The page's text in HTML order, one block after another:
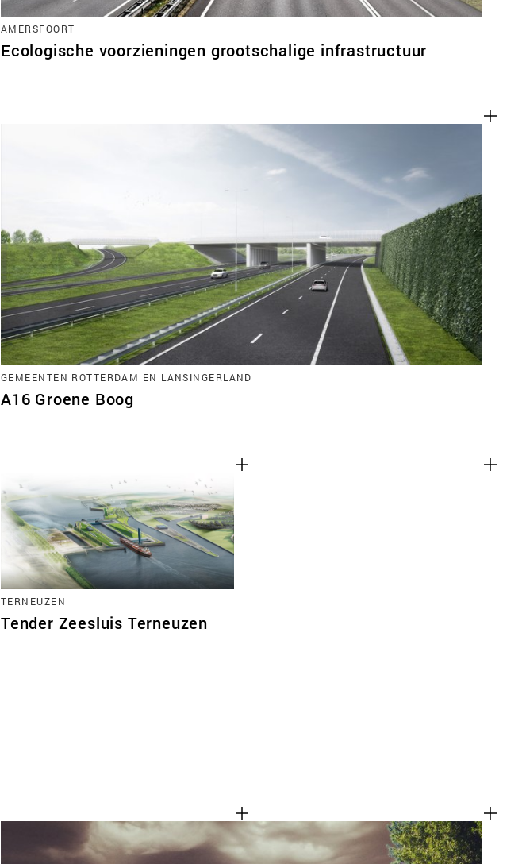
AMERSFOORT
Ecologische voorzieningen grootschalige infrastructuur
GEMEENTEN ROTTERDAM EN LANSINGERLAND
A16 Groene Boog
TERNEUZEN
Tender Zeesluis Terneuzen